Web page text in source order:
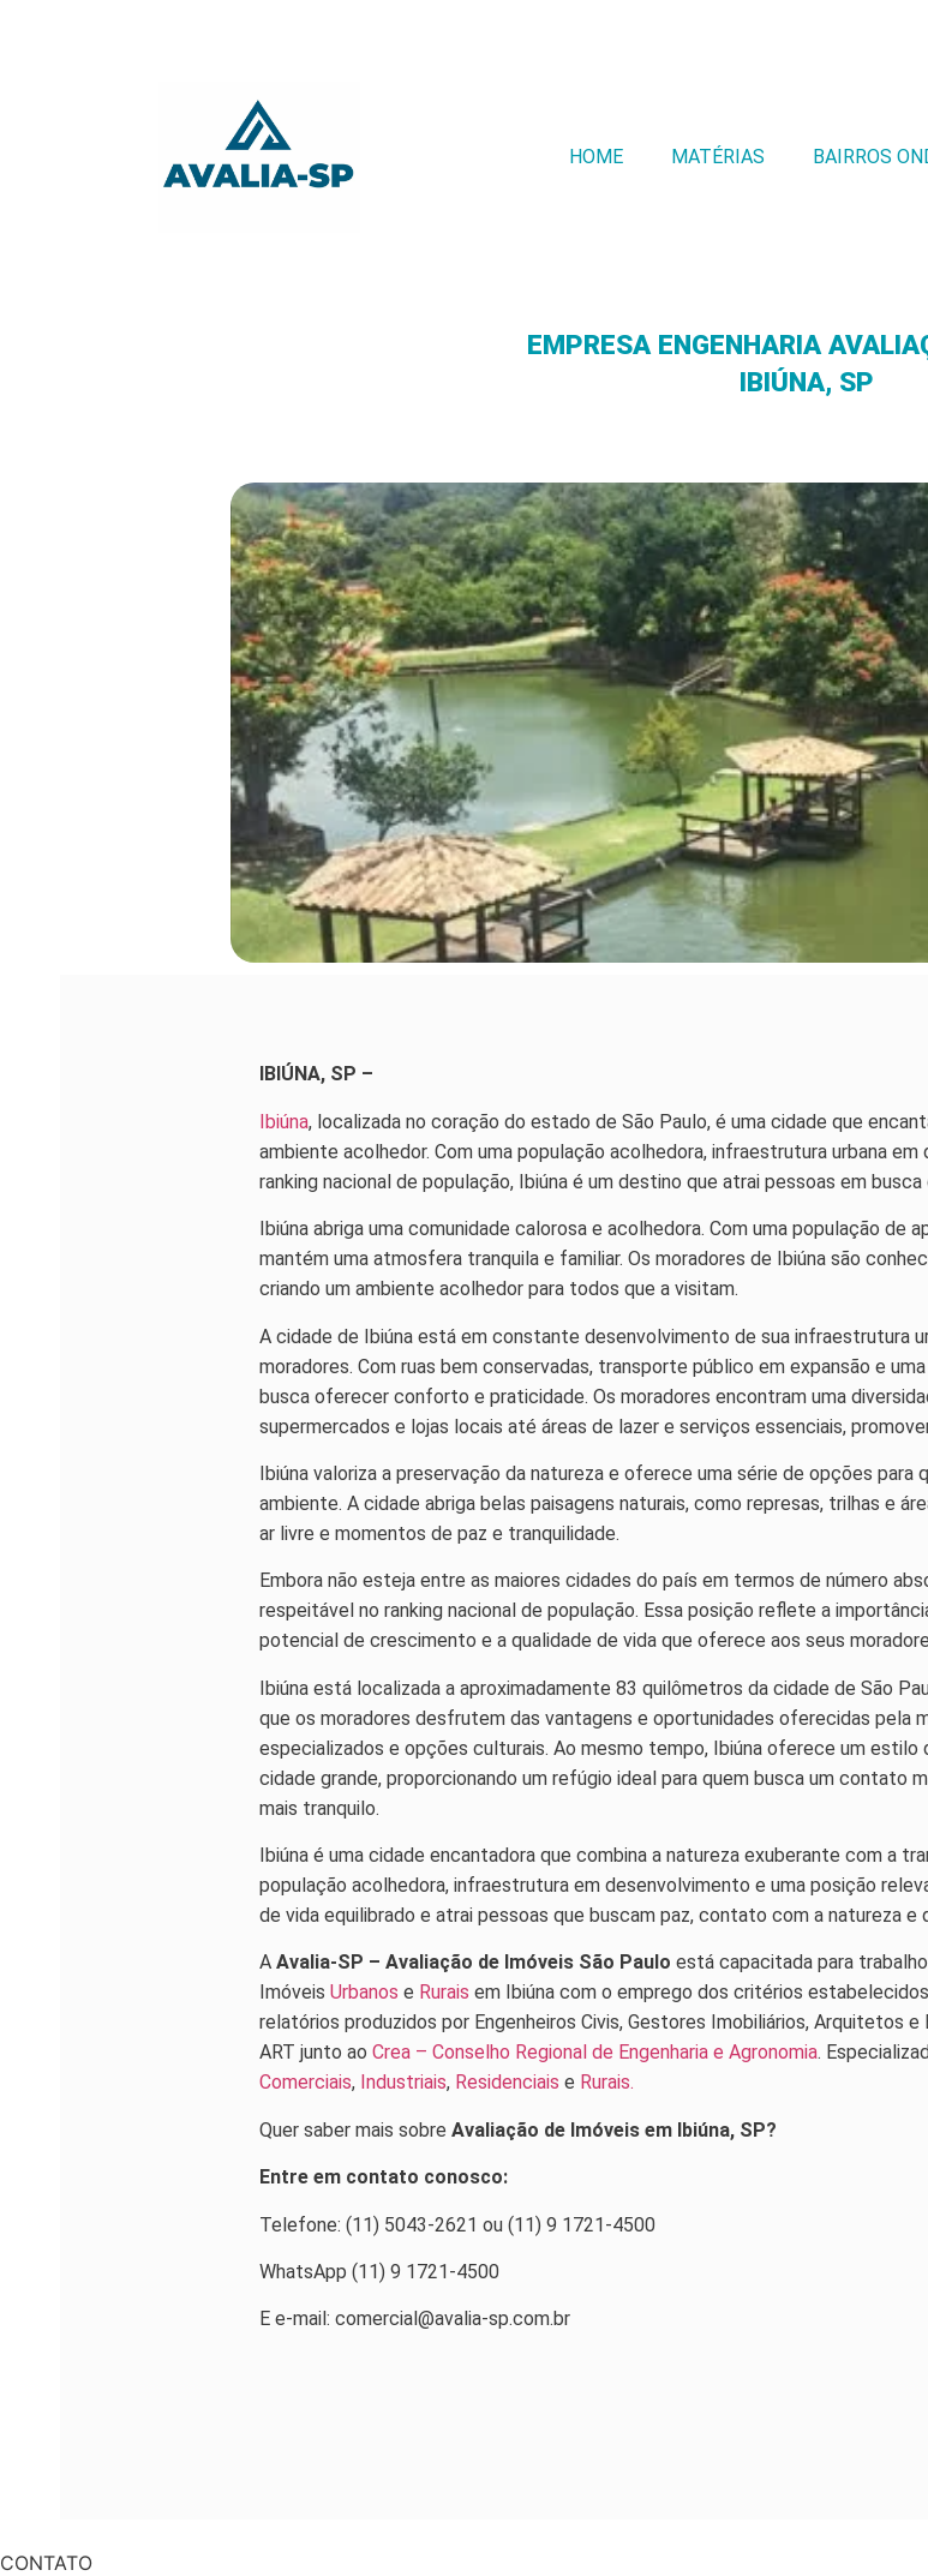
HOME MATÉRIAS BAIRROS
EMPRESA ENGENHARIA
IBIÚNA, SP
IBIÚNA, SP –
Ibiúna, localizada no coração do estado de São Paulo, é uma cidade que
ambiente acolhedor. Com uma população acolhedora, infraestrutura urbana
ranking nacional de população, Ibiúna é um destino que atrai pessoas em
Ibiúna abriga uma comunidade calorosa e acolhedora. Com uma população de
mantém uma atmosfera tranquila e familiar. Os moradores de Ibiúna são
criando um ambiente acolhedor para todos que a visitam.
A cidade de Ibiúna está em constante desenvolvimento de sua infraestrutura
moradores. Com ruas bem conservadas, transporte público em expansão e
busca oferecer conforto e praticidade. Os moradores encontram uma
supermercados e lojas locais até áreas de lazer e serviços essenciais,
Ibiúna valoriza a preservação da natureza e oferece uma série de opções
ambiente. A cidade abriga belas paisagens naturais, como represas, trilhas e
ar livre e momentos de paz e tranquilidade.
Embora não esteja entre as maiores cidades do país em termos de número
respeitável no ranking nacional de população. Essa posição reflete a
potencial de crescimento e a qualidade de vida que oferece aos seus
Ibiúna está localizada a aproximadamente 83 quilômetros da cidade de São
que os moradores desfrutem das vantagens e oportunidades oferecidas pela
especializados e opções culturais. Ao mesmo tempo, Ibiúna oferece um
cidade grande, proporcionando um refúgio ideal para quem busca um contato
mais tranquilo.
Ibiúna é uma cidade encantadora que combina a natureza exuberante com a
população acolhedora, infraestrutura em desenvolvimento e uma posição
de vida equilibrado e atrai pessoas que buscam paz, contato com a natureza e
A Avalia-SP – Avaliação de Imóveis São Paulo está capacitada para
Imóveis Urbanos e Rurais em Ibiúna com o emprego dos critérios
relatórios produzidos por Engenheiros Civis, Gestores Imobiliários, Arquitetos
ART junto ao Crea – Conselho Regional de Engenharia e Agronomia.
Comerciais, Industriais, Residenciais e Rurais.
Quer saber mais sobre Avaliação de Imóveis em Ibiúna, SP?
Entre em contato conosco:
Telefone: (11) 5043-2621 ou (11) 9 1721-4500
WhatsApp (11) 9 1721-4500
E e-mail: comercial@avalia-sp.com.br
CONTATO